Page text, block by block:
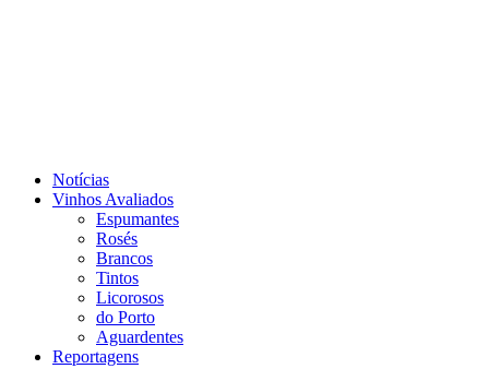
Notícias
Vinhos Avaliados
Espumantes
Rosés
Brancos
Tintos
Licorosos
do Porto
Aguardentes
Reportagens